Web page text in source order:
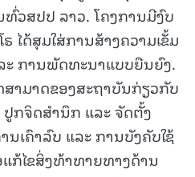
ວສປປ ລາວ. ໂຄງການມີງົບ
ໄດ້ສຸມໃສ່ການສ້າງຄວາມເຂັ້ມ
ການພັດທະນາແບບຍືນຍົງ.
ສາມາດຂອງສະຖາບັນກ່ຽວກັບ
ກຈິດສຳນຶກ ແລະ ຈັດຕັ້ງ
ເຄົາລົບ ແລະ ການບັງຄັບໃຊ້
ກ້ໄຂສິ່ງທ້າທາຍທາງດ້ານ